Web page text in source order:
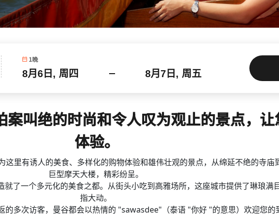
1晚
叫绝的时尚和令人叹为观止的景点，
体验。
里有诱人的美食、多样化的购物体验和雄伟壮观的景点，从绵延不绝的寺庙
巨型摩天大楼，精彩纷呈。 ​
了一个多元化的美食之都。从街头小吃到高雅场所，这座城市提供了琳琅满
指大动。 ​
的多次访客，曼谷都会以热情的 "sawasdee"（泰语 "你好 "的意思）欢迎您的